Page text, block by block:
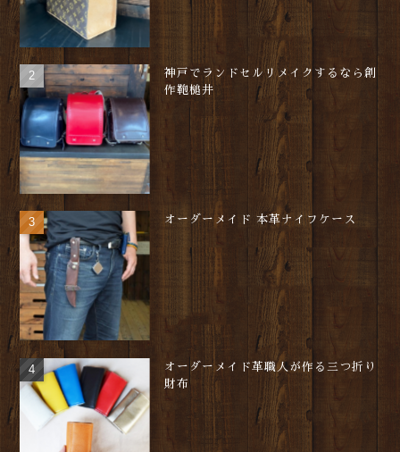
神戸でランドセルリメイクするなら創
作鞄槌井
オーダーメイド 本革ナイフケース
オーダーメイド革職人が作る三つ折り
財布